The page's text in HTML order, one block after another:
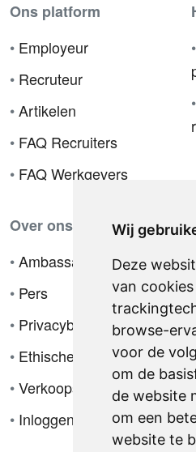
Wij
Deze
van
browse-
voor de
om de
de website
om een
website te
Ons platform
• Employeur
• Recruteur
•Artikelen
• FAQ Recruiters
• FAQ Werkgevers
•
•
Over ons
•Ambassador
• Pers
• Privacybeleid
• Ethische code
•Verkoopsvoorwaarden
• Inloggen